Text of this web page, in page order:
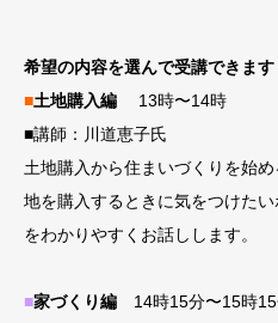
希望の内容を選んで受講できます
■土地購入編 13時〜14時
■講師：川道恵子氏
土地購入から住まいづくりを始
地を購入するときに気をつけた
をわかりやすくお話しします。
■家づくり編 14時15分〜15時